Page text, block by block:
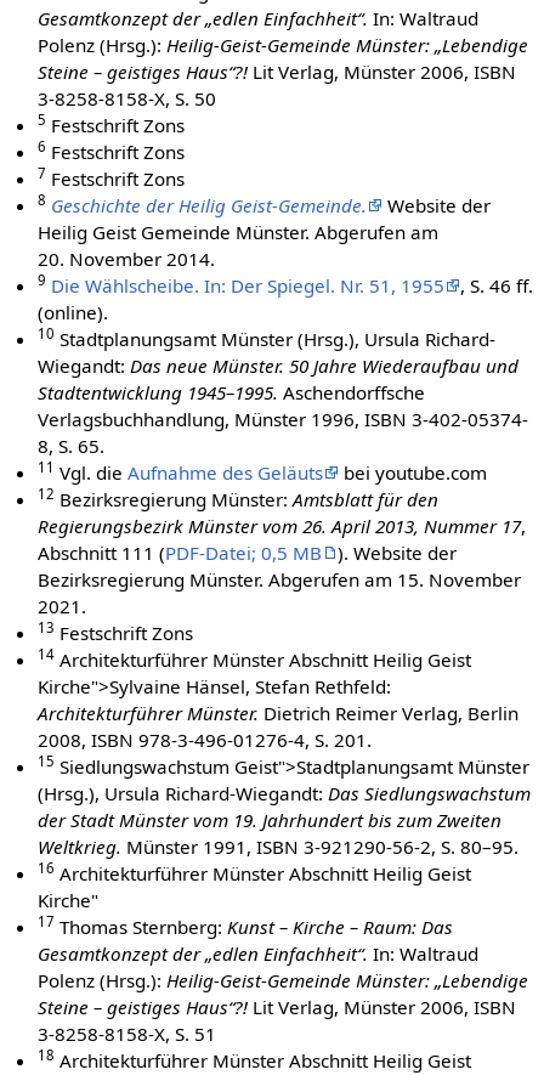
Gesamtkonzept der „edlen Einfachheit“. In: Waltraud
Polenz (Hrsg.): Heilig-Geist-Gemeinde Münster: „Lebendige
Steine – geistiges Haus“?! Lit Verlag, Münster 2006, ISBN
3-8258-8158-X, S. 50
5 Festschrift Zons
6 Festschrift Zons
7 Festschrift Zons
8 Geschichte der Heilig Geist-Gemeinde.
Website der
Heilig Geist Gemeinde Münster. Abgerufen am
20. November 2014.
9 Die Wählscheibe. In: Der Spiegel. Nr. 51, 1955
, S. 46 ff.
(online).
10 Stadtplanungsamt Münster (Hrsg.), Ursula Richard-
Wiegandt: Das neue Münster. 50 Jahre Wiederaufbau und
Stadtentwicklung 1945–1995. Aschendorffsche
Verlagsbuchhandlung, Münster 1996, ISBN 3-402-05374-
8, S. 65.
11 Vgl. dieAufnahme des Geläuts bei youtube.com
12 Bezirksregierung Münster:Amtsblatt für den
Regierungsbezirk Münster vom 26. April 2013, Nummer 17,
Abschnitt 111 (PDF-Datei; 0,5 MB
). Website der
Bezirksregierung Münster. Abgerufen am 15. November
2021.
13 Festschrift Zons
14 Architekturführer Münster Abschnitt Heilig Geist
Kirche">Sylvaine Hänsel, Stefan Rethfeld:
Architekturführer Münster. Dietrich Reimer Verlag, Berlin
2008, ISBN 978-3-496-01276-4, S. 201.
15 Siedlungswachstum Geist">Stadtplanungsamt Münster
(Hrsg.), Ursula Richard-Wiegandt: Das Siedlungswachstum
der Stadt Münster vom 19. Jahrhundert bis zum Zweiten
Weltkrieg. Münster 1991, ISBN 3-921290-56-2, S. 80–95.
16 Architekturführer Münster Abschnitt Heilig Geist
Kirche"
17 Thomas Sternberg: Kunst – Kirche – Raum: Das
Gesamtkonzept der „edlen Einfachheit“. In: Waltraud
Polenz (Hrsg.): Heilig-Geist-Gemeinde Münster: „Lebendige
Steine – geistiges Haus“?! Lit Verlag, Münster 2006, ISBN
3-8258-8158-X, S. 51
18 Architekturführer Münster Abschnitt Heilig Geist